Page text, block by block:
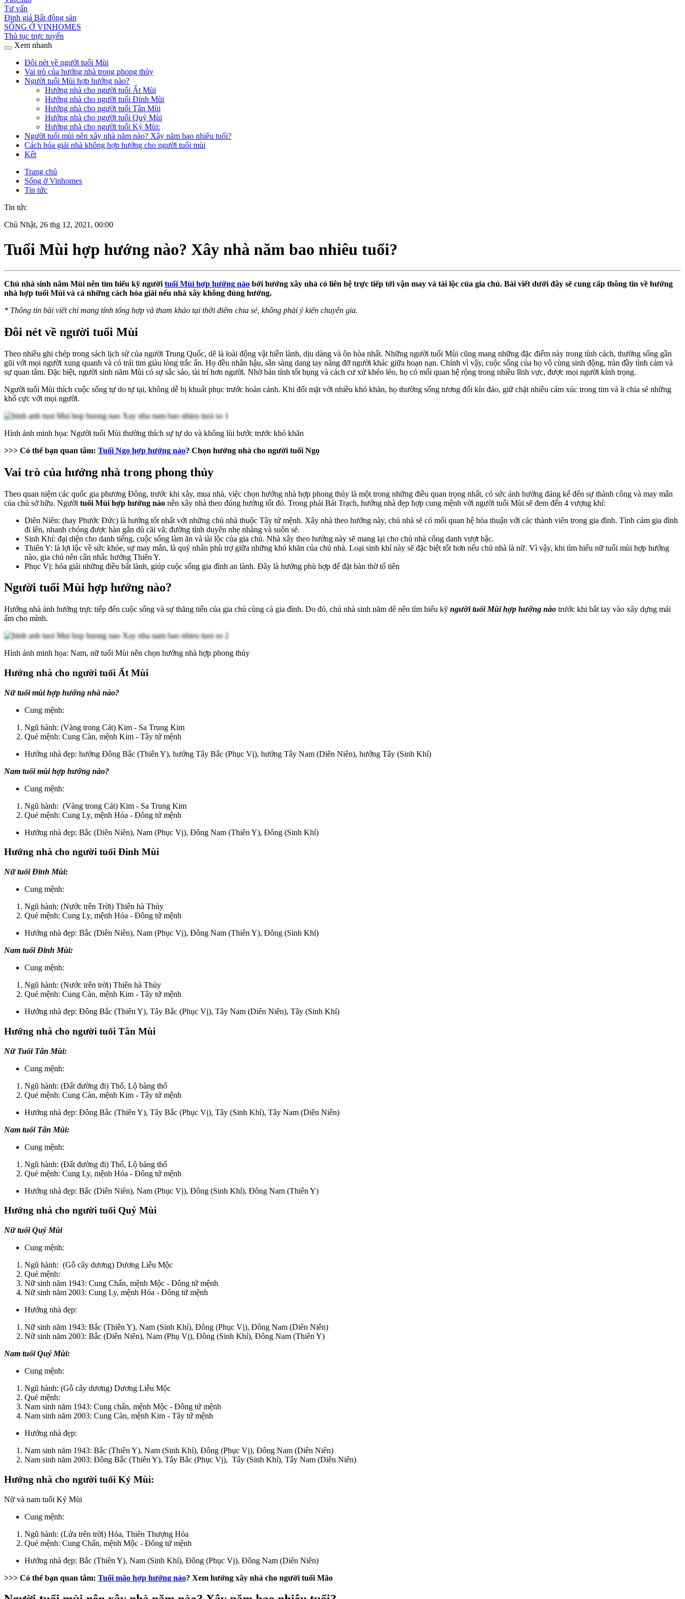
Tư vấn
Định giá Bất động sản
SỐNG Ở VINHOMES
Thủ tục trực tuyến
Xem nhanh
Đôi nét về người tuổi Mùi
Vai trò của hướng nhà trong phong thủy
Người tuổi Mùi hợp hướng nào?
Hướng nhà cho người tuổi Ất Mùi
Hướng nhà cho người tuổi Đinh Mùi
Hướng nhà cho người tuổi Tân Mùi
Hướng nhà cho người tuổi Quý Mùi
Hướng nhà cho người tuổi Kỷ Mùi:
Người tuổi mùi nên xây nhà năm nào? Xây năm bao nhiêu tuổi?
Cách hóa giải nhà không hợp hướng cho người tuổi mùi
Kết
Trang chủ
Sống ở Vinhomes
Tin tức
Tin tức
Chủ Nhật, 26 thg 12, 2021, 00:00
Tuổi Mùi hợp hướng nào? Xây nhà năm bao nhiêu tuổi?
Chủ nhà sinh năm Mùi nên tìm hiểu kỹ người tuổi Mùi hợp hướng nào bởi hướng xây nhà có liên hệ trực tiếp tới vận may và tài lộc của gia chủ. Bài viết dưới đây sẽ cung cấp thông tin về hướng
nhà hợp tuổi Mùi và cả những cách hóa giải nếu nhà xây không đúng hướng.
* Thông tin bài viết chỉ mang tính tổng hợp và tham khảo tại thời điểm chia sẻ, không phải ý kiến chuyên gia.
Đôi nét về người tuổi Mùi
Theo nhiều ghi chép trong sách lịch sử của người Trung Quốc, dê là loài động vật hiền lành, dịu dàng và ôn hòa nhất. Những người tuổi Mùi cũng mang những đặc điểm này trong tính cách, thường sống gần
gũi với mọi người xung quanh và có trái tim giàu lòng trắc ẩn. Họ đều nhân hậu, sẵn sàng dang tay nâng đỡ người khác giữa hoạn nạn. Chính vì vậy, cuộc sống của họ vô cùng sinh động, tràn đầy tình cảm và
sự quan tâm. Đặc biệt, người sinh năm Mùi có sự sắc sảo, tài trí hơn người. Nhờ bản tính tốt bụng và cách cư xử khéo léo, họ có mối quan hệ rộng trong nhiều lĩnh vực, được mọi người kính trọng.
Người tuổi Mùi thích cuộc sống tự do tự tại, không dễ bị khuất phục trước hoàn cảnh. Khi đối mặt với nhiều khó khăn, họ thường sống tương đối kín đáo, giữ chặt nhiều cảm xúc trong tim và ít chia sẻ những
khổ cực với mọi người.
Hình ảnh minh họa: Người tuổi Mùi thường thích sự tự do và không lùi bước trước khó khăn
>>> Có thể bạn quan tâm: Tuổi Ngọ hợp hướng nào? Chọn hướng nhà cho người tuổi Ngọ
Vai trò của hướng nhà trong phong thủy
Theo quan niệm các quốc gia phương Đông, trước khi xây, mua nhà, việc chọn hướng nhà hợp phong thủy là một trong những điều quan trọng nhất, có sức ảnh hưởng đáng kể đến sự thành công và may mắn
của chủ sở hữu. Người tuổi Mùi hợp hướng nào nên xây nhà theo đúng hướng tốt đó. Trong phái Bát Trạch, hướng nhà đẹp hợp cung mệnh với người tuổi Mùi sẽ đem đến 4 vượng khí:
Diên Niên: (hay Phước Đức) là hướng tốt nhất với những chủ nhà thuộc Tây tứ mệnh. Xây nhà theo hướng này, chủ nhà sẽ có mối quan hệ hòa thuận với các thành viên trong gia đình. Tình cảm gia đình
đi lên, nhanh chóng được hàn gắn dù cãi vã; đường tình duyên nhẹ nhàng và suôn sẻ.
Sinh Khí: đại diện cho danh tiếng, cuộc sống làm ăn và tài lộc của gia chủ. Nhà xây theo hướng này sẽ mang lại cho chủ nhà công danh vượt bậc.
Thiên Y: là lợi lộc về sức khỏe, sự may mắn, là quý nhân phù trợ giữa những khó khăn của chủ nhà. Loại sinh khí này sẽ đặc biệt tốt hơn nếu chủ nhà là nữ. Vì vậy, khi tìm hiểu nữ tuổi mùi hợp hướng
nào, gia chủ nên cân nhắc hướng Thiên Y.
Phục Vị: hóa giải những điều bất lành, giúp cuộc sống gia đình an lành. Đây là hướng phù hợp để đặt bàn thờ tổ tiên
Người tuổi Mùi hợp hướng nào?
Hướng nhà ảnh hưởng trực tiếp đến cuộc sống và sự thăng tiến của gia chủ cùng cả gia đình. Do đó, chủ nhà sinh năm dê nên tìm hiểu kỹ người tuổi Mùi hợp hướng nào trước khi bắt tay vào xây dựng mái
ấm cho mình.
Hình ảnh minh họa: Nam, nữ tuổi Mùi nên chọn hướng nhà hợp phong thủy
Hướng nhà cho người tuổi Ất Mùi
Nữ tuổi mùi hợp hướng nhà nào?
Cung mệnh:
Ngũ hành: (Vàng trong Cát) Kim - Sa Trung Kim
Quẻ mệnh: Cung Càn, mệnh Kim - Tây tứ mệnh
Hướng nhà đẹp: hướng Đông Bắc (Thiên Y), hướng Tây Bắc (Phục Vị), hướng Tây Nam (Diên Niên), hướng Tây (Sinh Khí)
Nam tuổi mùi hợp hướng nào?
Cung mệnh:
Ngũ hành: (Vàng trong Cát) Kim - Sa Trung Kim
Quẻ mệnh: Cung Ly, mệnh Hỏa - Đông tứ mệnh
Hướng nhà đẹp: Bắc (Diên Niên), Nam (Phục Vị), Đông Nam (Thiên Y), Đông (Sinh Khí)
Hướng nhà cho người tuổi Đinh Mùi
Nữ tuổi Đinh Mùi:
Cung mệnh:
Ngũ hành: (Nước trên Trời) Thiên hà Thủy
Quẻ mệnh: Cung Ly, mệnh Hỏa - Đông tứ mệnh
Hướng nhà đẹp: Bắc (Diên Niên), Nam (Phục Vị), Đông Nam (Thiên Y), Đông (Sinh Khí)
Nam tuổi Đinh Mùi:
Cung mệnh:
Ngũ hành: (Nước trên trời) Thiên hà Thủy
Quẻ mệnh: Cung Càn, mệnh Kim - Tây tứ mệnh
Hướng nhà đẹp: Đông Bắc (Thiên Y), Tây Bắc (Phục Vị), Tây Nam (Diên Niên), Tây (Sinh Khí)
Hướng nhà cho người tuổi Tân Mùi
Nữ Tuổi Tân Mùi:
Cung mệnh:
Ngũ hành: (Đất đường đi) Thổ, Lộ bàng thổ
Quẻ mệnh: Cung Càn, mệnh Kim - Tây tứ mệnh
Hướng nhà đẹp: Đông Bắc (Thiên Y), Tây Bắc (Phục Vị), Tây (Sinh Khí), Tây Nam (Diên Niên)
Nam tuổi Tân Mùi:
Cung mệnh:
Ngũ hành: (Đất đường đi) Thổ, Lộ bàng thổ
Quẻ mệnh: Cung Ly, mệnh Hỏa - Đông tứ mệnh
Hướng nhà đẹp: Bắc (Diên Niên), Nam (Phục Vị), Đông (Sinh Khí), Đông Nam (Thiên Y)
Hướng nhà cho người tuổi Quý Mùi
Nữ tuổi Quý Mùi
Cung mệnh:
Ngũ hành: (Gỗ cây dương) Dương Liễu Mộc
Quẻ mệnh:
Nữ sinh năm 1943: Cung Chấn, mệnh Mộc - Đông tứ mệnh
Nữ sinh năm 2003: Cung Ly, mệnh Hỏa - Đông tứ mệnh
Hướng nhà đẹp:
Nữ sinh năm 1943: Bắc (Thiên Y), Nam (Sinh Khí), Đông (Phục Vị), Đông Nam (Diên Niên)
Nữ sinh năm 2003: Bắc (Diên Niên), Nam (Phụ Vị), Đông (Sinh Khí), Đông Nam (Thiên Y)
Nam tuổi Quý Mùi:
Cung mệnh:
Ngũ hành: (Gỗ cây dương) Dương Liễu Mộc
Quẻ mệnh:
Nam sinh năm 1943: Cung chấn, mệnh Mộc - Đông tứ mệnh
Nam sinh năm 2003: Cung Càn, mệnh Kim - Tây tứ mệnh
Hướng nhà đẹp:
Nam sinh năm 1943: Bắc (Thiên Y), Nam (Sinh Khí), Đông (Phục Vị), Đông Nam (Diên Niên)
Nam sinh năm 2003: Đông Bắc (Thiên Y), Tây Bắc (Phục Vị), Tây (Sinh Khí), Tây Nam (Diên Niên)
Hướng nhà cho người tuổi Kỷ Mùi:
Nữ và nam tuổi Kỷ Mùi
Cung mệnh:
Ngũ hành: (Lửa trên trời) Hỏa, Thiên Thượng Hỏa
Quẻ mệnh: Cung Chấn, mệnh Mộc - Đông tứ mệnh
Hướng nhà đẹp: Bắc (Thiên Y), Nam (Sinh Khí), Đông (Phục Vị), Đông Nam (Diên Niên)
>>> Có thể bạn quan tâm: Tuổi mão hợp hướng nào? Xem hướng xây nhà cho người tuổi Mão